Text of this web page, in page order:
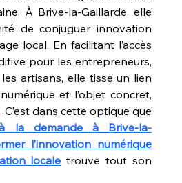
À Brive‑la‑Gaillarde, elle
de conjuguer innovation
local. En facilitant l’accès
pour les entrepreneurs,
artisans, elle tisse un lien
et l’objet concret,
à la demande à Brive-la-
l’innovation numérique
locale trouve tout son